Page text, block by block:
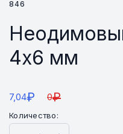
846
4х6 мм
7,04₽ 0₽
Количество: